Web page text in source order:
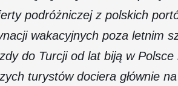
podróżniczej z polskich
wakacyjnych poza letnim
do Turcji od lat biją w
turystów dociera głównie